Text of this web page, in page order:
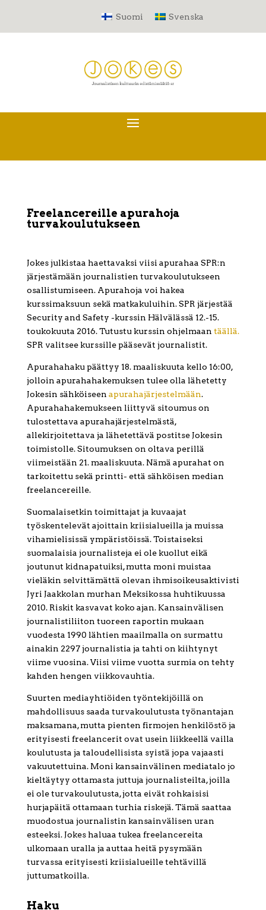
Suomi Svenska
Freelancereille apurahoja
turvakoulutukseen
Jokes julkistaa haettavaksi viisi apurahaa SPR:n
järjestämään journalistien turvakoulutukseen
osallistumiseen. Apurahoja voi hakea
kurssimaksuun sekä matkakuluihin. SPR järjestää
Security and Safety -kurssin Hälvälässä 12.-15.
toukokuuta 2016. Tutustu kurssin ohjelmaan täällä.
SPR valitsee kurssille pääsevät journalistit.
Apurahahaku päättyy 18. maaliskuuta kello 16:00,
jolloin apurahahakemuksen tulee olla lähetetty
Jokesin sähköiseen apurahajärjestelmään.
Apurahahakemukseen liittyvä sitoumus on
tulostettava apurahajärjestelmästä,
allekirjoitettava ja lähetettävä postitse Jokesin
toimistolle. Sitoumuksen on oltava perillä
viimeistään 21. maaliskuuta. Nämä apurahat on
tarkoitettu sekä printti- että sähköisen median
freelancereille.
Suomalaisetkin toimittajat ja kuvaajat
työskentelevät ajoittain kriisialueilla ja muissa
vihamielisissä ympäristöissä. Toistaiseksi
suomalaisia journalisteja ei ole kuollut eikä
joutunut kidnapatuiksi, mutta moni muistaa
vieläkin selvittämättä olevan ihmisoikeusaktivisti
Jyri Jaakkolan murhan Meksikossa huhtikuussa
2010. Riskit kasvavat koko ajan. Kansainvälisen
journalistiliiton tuoreen raportin mukaan
vuodesta 1990 lähtien maailmalla on surmattu
ainakin 2297 journalistia ja tahti on kiihtynyt
viime vuosina. Viisi viime vuotta surmia on tehty
kahden hengen viikkovauhtia.
Suurten mediayhtiöiden työntekijöillä on
mahdollisuus saada turvakoulutusta työnantajan
maksamana, mutta pienten firmojen henkilöstö ja
erityisesti freelancerit ovat usein liikkeellä vailla
koulutusta ja taloudellisista syistä jopa vajaasti
vakuutettuina. Moni kansainvälinen mediatalo jo
kieltäytyy ottamasta juttuja journalisteilta, joilla
ei ole turvakoulutusta, jotta eivät rohkaisisi
hurjapäitä ottamaan turhia riskejä. Tämä saattaa
muodostua journalistin kansainvälisen uran
esteeksi. Jokes haluaa tukea freelancereita
ulkomaan uralla ja auttaa heitä pysymään
turvassa erityisesti kriisialueille tehtävillä
juttumatkoilla.
Haku